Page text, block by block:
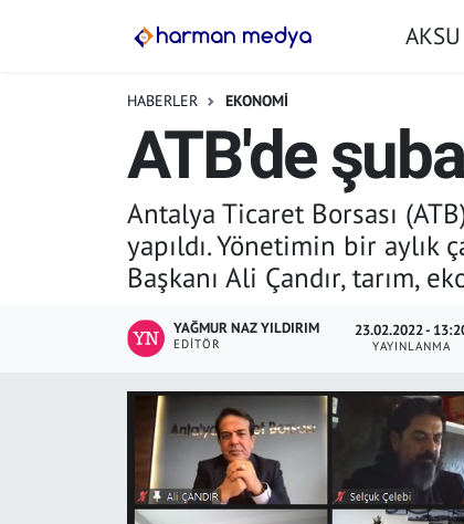
HABERLER EKONOMİ
ATB'de
Antalya Ticaret Borsası
yapıldı. Yönetimin bir aylık
Başkanı Ali Çandır, tarım,
YAĞMUR NAZ YILDIRIM
EDITÖR
23.02.2022 -
YAYINLANMA
AKSU GÜNDEM
İstanbul Hava Durumu
Süper Lig Puan Durumu ve Fikstür
Haber Arşivi